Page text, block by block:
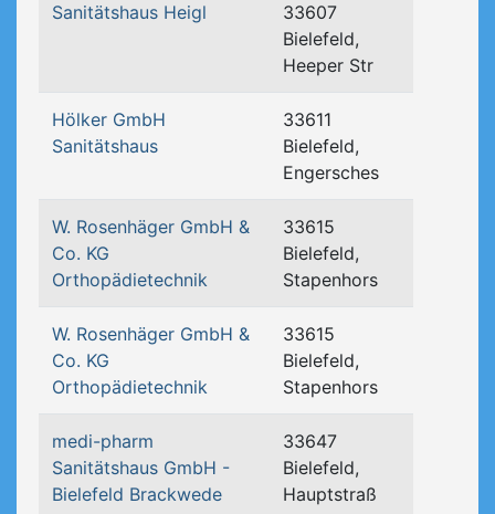
Sanitätshaus Heigl
33607
Bielefeld,
Heeper Str
Hölker GmbH
Sanitätshaus
33611
Bielefeld,
Engersches
W. Rosenhäger GmbH &
Co. KG
Orthopädietechnik
33615
Bielefeld,
Stapenhors
W. Rosenhäger GmbH &
Co. KG
Orthopädietechnik
33615
Bielefeld,
Stapenhors
medi-pharm
Sanitätshaus GmbH -
Bielefeld Brackwede
33647
Bielefeld,
Hauptstraß